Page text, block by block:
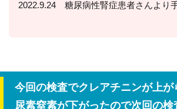
2022.9.24 糖尿病性腎症患者さんより
今回の検査でクレアチニンが上が
尿素窒素が下がったので次回の検